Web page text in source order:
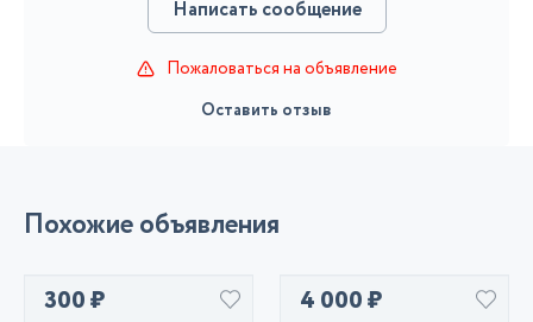
Написать сообщение
Пожаловаться на объявление
Оставить отзыв
Похожие объявления
300 ₽ 4 000 ₽